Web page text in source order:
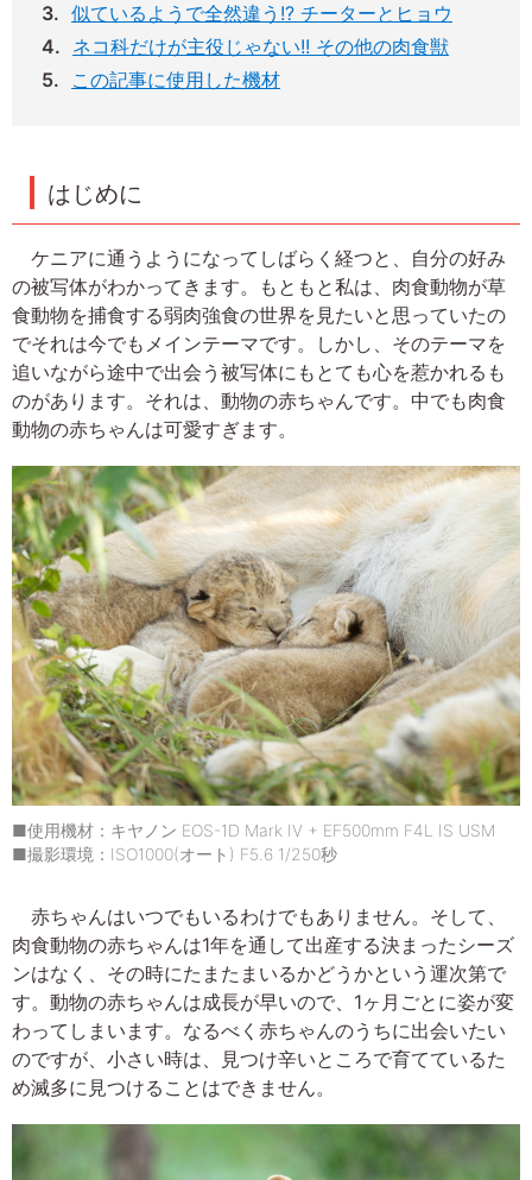
似ているようで全然違う!? チーターとヒョウ
ネコ科だけが主役じゃない!! その他の肉食獣
この記事に使用した機材
はじめに
ケニアに通うようになってしばらく経つと、自分の好み
の被写体がわかってきます。もともと私は、肉食動物が草
食動物を捕食する弱肉強食の世界を見たいと思っていたの
でそれは今でもメインテーマです。しかし、そのテーマを
追いながら途中で出会う被写体にもとても心を惹かれるも
のがあります。それは、動物の赤ちゃんです。中でも肉食
動物の赤ちゃんは可愛すぎます。
■使用機材：キヤノン EOS-1D Mark IV + EF500mm F4L IS USM
■撮影環境：ISO1000(オート) F5.6 1/250秒
赤ちゃんはいつでもいるわけでもありません。そして、
肉食動物の赤ちゃんは1年を通して出産する決まったシーズ
ンはなく、その時にたまたまいるかどうかという運次第で
す。動物の赤ちゃんは成長が早いので、1ヶ月ごとに姿が変
わってしまいます。なるべく赤ちゃんのうちに出会いたい
のですが、小さい時は、見つけ辛いところで育てているた
め滅多に見つけることはできません。